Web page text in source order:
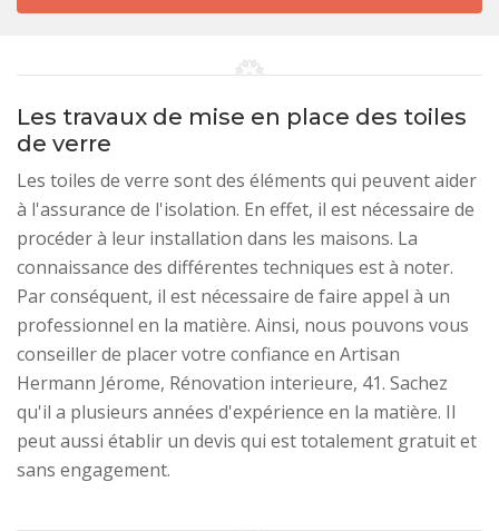
Les travaux de mise en place des toiles
de verre
Les toiles de verre sont des éléments qui peuvent aider
à l'assurance de l'isolation. En effet, il est nécessaire de
procéder à leur installation dans les maisons. La
connaissance des différentes techniques est à noter.
Par conséquent, il est nécessaire de faire appel à un
professionnel en la matière. Ainsi, nous pouvons vous
conseiller de placer votre confiance en Artisan
Hermann Jérome, Rénovation interieure, 41. Sachez
qu'il a plusieurs années d'expérience en la matière. Il
peut aussi établir un devis qui est totalement gratuit et
sans engagement.